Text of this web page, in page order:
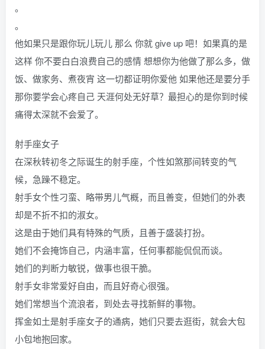
。
。
他如果只是跟你玩儿玩儿 那么 你就 give up 吧！如果真的是
这样 你不要白白浪费自己的感情 想想你为他做了那么多，做
饭、做家务、煮夜宵 这一切都证明你爱他 如果他还是要分手
那你要学会心疼自己 天涯何处无好草？最担心的是你到时候
痛得太深就不会爱了。
射手座女子
在深秋转初冬之际诞生的射手座，个性如煞那间转变的气
候，急躁不稳定。
射手女个性刁蛮、略带男儿气概，而且善变，但她们的外表
却是不折不扣的淑女。
这是由于她们具有特殊的气质，且善于盛装打扮。
她们不会掩饰自己，内涵丰富，任何事都能侃侃而谈。
她们的判断力敏锐，做事也很干脆。
射手女非常爱好自由，而且好奇心很强。
她们常想当个流浪者，到处去寻找新鲜的事物。
挥金如土是射手座女子的通病，她们只要去逛街，就会大包
小包地抱回家。